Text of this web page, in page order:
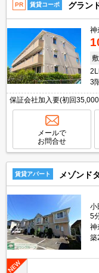
PR 賃貸コーポ グラン
神
敷
3
保証会社加入要(初回
ネット無料。経済的な都
付インターホン。セコムホ
メールで
お問合せ
賃貸アパート メゾンド
小
5
神
築